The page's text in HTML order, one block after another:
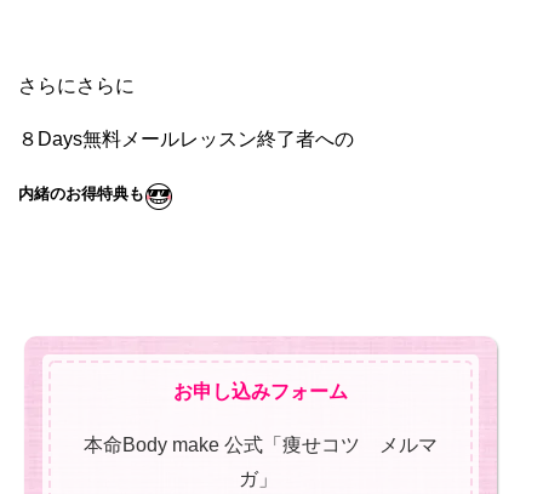
さらにさらに
８Days無料メールレッスン終了者への
内緒のお得特典も
お申し込みフォーム
本命Body make 公式「痩せコツ メルマ
ガ」